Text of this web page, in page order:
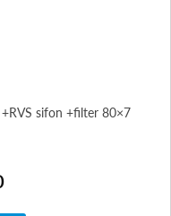
sifon +filter 80×7